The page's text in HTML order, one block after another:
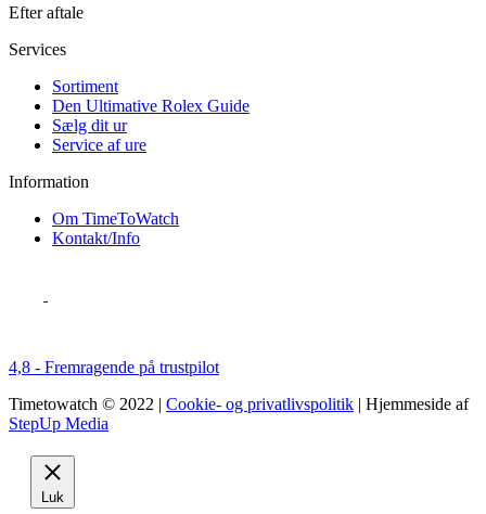
Efter aftale
Services
Sortiment
Den Ultimative Rolex Guide
Sælg dit ur
Service af ure
Information
Om TimeToWatch
Kontakt/Info
4,8 - Fremragende på trustpilot
Timetowatch © 2022 | Cookie- og privatlivspolitik | Hjemmeside af
StepUp Media
Luk